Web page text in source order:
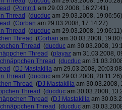
(Pomm1 am 29.03.2008, 16:27:41)
Thread (ducduc am 29.03.2008, 19:06:56)
(Corban am 29.03.2008, 17:14:27)
Thread (ducduc am 29.03.2008, 19:06:11)
Thread (Corban am 30.03.2008,
Thread (ducduc am 30.03.2008,
Thread (playaz am 31.03.2008,
Thread (ducduc am
(DJ Mastakilla am 29.03.2008,
Thread (ducduc am 29.03.2008, 20:11:26)
Thread (DJ Mastakilla am 30.03.2008,
Thread (ducduc am 30.03.2008,
Thread (DJ Mastakilla am
Thread (ducduc am